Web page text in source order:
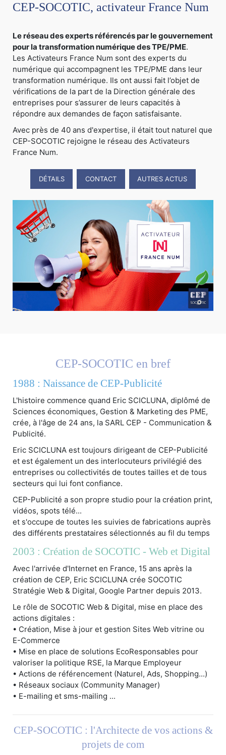
CEP-SOCOTIC, activateur France Num
Le réseau des experts référencés par le gouvernement
pour la transformation numérique des TPE/PME.
Les Activateurs France Num sont des experts du
numérique qui accompagnent les TPE/PME dans leur
transformation numérique. Ils ont aussi fait l’objet de
vérifications de la part de la Direction générale des
entreprises pour s’assurer de leurs capacités à
répondre aux demandes de façon satisfaisante.
Avec près de 40 ans d'expertise, il était tout naturel que
CEP-SOCOTIC rejoigne le réseau des Activateurs
France Num.
DÉTAILS CONTACT AUTRES ACTUS
CEP-SOCOTIC en bref
1988 : Naissance de CEP-Publicité
L'histoire commence quand Eric SCICLUNA, diplômé de
Sciences économiques, Gestion & Marketing des PME,
crée, à l'âge de 24 ans, la SARL CEP - Communication &
Publicité.
Eric SCICLUNA est toujours dirigeant de CEP-Publicité
et est également un des interlocuteurs privilégié des
entreprises ou collectivités de toutes tailles et de tous
secteurs qui lui font confiance.
CEP-Publicité a son propre studio pour la création print,
vidéos, spots télé...
et s'occupe de toutes les suivies de fabrications auprès
des différents prestataires sélectionnés au fil du temps
2003 : Création de SOCOTIC - Web et Digital
Avec l'arrivée d'Internet en France, 15 ans après la
création de CEP, Eric SCICLUNA crée SOCOTIC
Stratégie Web & Digital, Google Partner depuis 2013.
Le rôle de SOCOTIC Web & Digital, mise en place des
actions digitales :
• Création, Mise à jour et gestion Sites Web vitrine ou
E-Commerce
• Mise en place de solutions EcoResponsables pour
valoriser la politique RSE, la Marque Employeur
• Actions de référencement (Naturel, Ads, Shopping...)
• Réseaux sociaux (Community Manager)
• E-mailing et sms-mailing ...
CEP-SOCOTIC : l'Architecte de vos actions &
projets de com